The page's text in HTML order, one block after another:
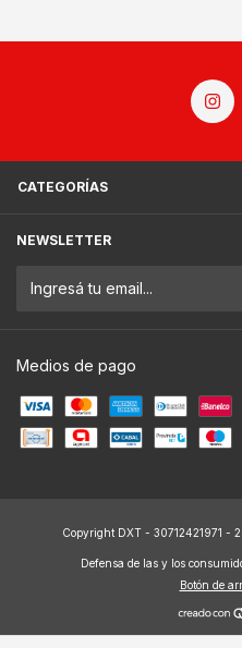
CATEGORÍAS
NEWSLETTER
Medios de pago
Copyright DXT - 30712421971 -
Defensa de las y los
Botón de